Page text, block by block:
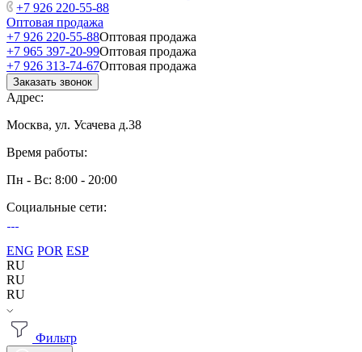
+7 926 220-55-88
Оптовая продажа
+7 926 220-55-88Оптовая продажа
+7 965 397-20-99Оптовая продажа
+7 926 313-74-67Оптовая продажа
Заказать звонок
Адрес:
Москва, ул. Усачева д.38
Время работы:
Пн - Вс: 8:00 - 20:00
Социальные сети:
ENG POR ESP
RU
RU
RU
Фильтр